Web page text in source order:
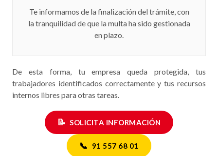
Te informamos de la finalización del trámite, con
la tranquilidad de que la multa ha sido gestionada
en plazo.
De esta forma, tu empresa queda protegida, tus
trabajadores identificados correctamente y tus recursos
internos libres para otras tareas.
📝 SOLICITA INFORMACIÓN
📞 91 557 68 01